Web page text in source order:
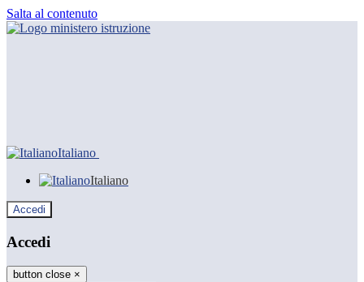
Salta al contenuto
Italiano
Italiano
Accedi
Accedi
button close ×